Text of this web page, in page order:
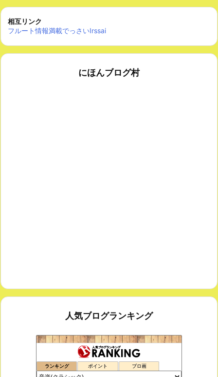
相互リンク
フルート情報満載でっさいIrssai
にほんブログ村
人気ブログランキング
ランキング ポイント ブロ画
鑑賞空間・忘れられない作品
176位 思えば遠くへ来たもんだ